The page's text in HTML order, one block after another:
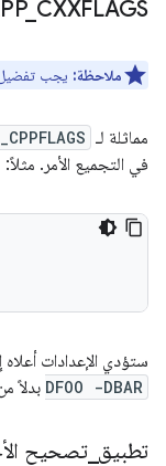
_ CXXFLAGS
ملاحظة: يجب
مماثلة لـ
في التجميع الأمر. مثلاً:
ستؤدي الإعدادات أعلاه
DFOO -DBAR بدلاً
تطبيق _تصحيح